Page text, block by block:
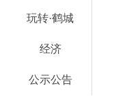
玩转·鹤城
经济
公示公告